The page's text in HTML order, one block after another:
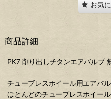
お気
商品詳細
PK7 削り出しチタンエアバルブ
チューブレスホイール用エアバル
ほとんどのチューブレスホイー